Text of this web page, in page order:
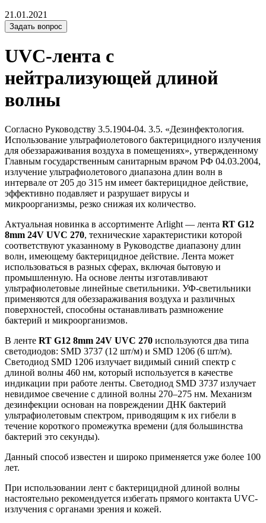
21.01.2021
Задать вопрос
UVC-лента с
нейтрализующей длиной
волны
Согласно Руководству 3.5.1904-04. 3.5. «Дезинфектология.
Использование ультрафиолетового бактерицидного излучения
для обеззараживания воздуха в помещениях», утвержденному
Главным государственным санитарным врачом РФ 04.03.2004,
излучение ультрафиолетового диапазона длин волн в
интервале от 205 до 315 нм имеет бактерицидное действие,
эффективно подавляет и разрушает вирусы и
микроорганизмы, резко снижая их количество.
Актуальная новинка в ассортименте Arlight — лента RT G12
8mm 24V UVC 270, технические характеристики которой
соответствуют указанному в Руководстве диапазону длин
волн, имеющему бактерицидное действие. Лента может
использоваться в разных сферах, включая бытовую и
промышленную. На основе ленты изготавливают
ультрафиолетовые линейные светильники. УФ-светильники
применяются для обеззараживания воздуха и различных
поверхностей, способны останавливать размножение
бактерий и микроорганизмов.
В ленте RT G12 8mm 24V UVC 270 используются два типа
светодиодов: SMD 3737 (12 шт/м) и SMD 1206 (6 шт/м).
Светодиод SMD 1206 излучает видимый синий спектр с
длиной волны 460 нм, который используется в качестве
индикации при работе ленты. Светодиод SMD 3737 излучает
невидимое свечение с длиной волны 270–275 нм. Механизм
дезинфекции основан на повреждении ДНК бактерий
ультрафиолетовым спектром, приводящим к их гибели в
течение короткого промежутка времени (для большинства
бактерий это секунды).
Данный способ известен и широко применяется уже более 100
лет.
При использовании лент с бактерицидной длиной волны
настоятельно рекомендуется избегать прямого контакта UVC-
излучения с органами зрения и кожей.